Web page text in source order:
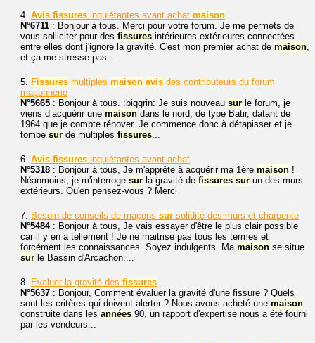
4. Avis fissures inquiétantes avant achat maison
N°6711 : Bonjour à tous. Merci pour votre forum. Je me permets de
vous solliciter pour des fissures intérieures extérieures connectées
entre elles dont j'ignore la gravité. C'est mon premier achat de maison,
et ça me stresse pas...
5. Fissures multiples maison avis des contributeurs du forum
maçonnerie
N°5665 : Bonjour à tous. :biggrin: Je suis nouveau sur le forum, je
viens d’acquérir une maison dans le nord, de type Batir, datant de
1964 que je compte rénover. Je commence donc à détapisser et je
tombe sur de multiples fissures...
6. Avis fissures inquiétantes avant achat
N°5318 : Bonjour à tous, Je m'apprête à acquérir ma 1ère maison !
Néanmoins, je m'interroge sur la gravité de fissures sur un des murs
extérieurs. Qu'en pensez-vous ? Merci
7. Besoin de conseils de maçons sur solidité des murs et charpente
N°5484: Bonjour à tous, Je vais essayer d'être le plus clair possible
car il y en a tellement ! Je ne maitrise pas tous les termes et
forcément les connaissances. Soyez indulgents. Ma maison se situe
sur le Bassin d'Arcachon....
8. Evaluer la gravité des fissures
N°5637 : Bonjour, Comment évaluer la gravité d'une fissure ? Quels
sont les critères qui doivent alerter ? Nous avons acheté une maison
construite dans les années 90, un rapport d'expertise nous a été fourni
par les vendeurs...